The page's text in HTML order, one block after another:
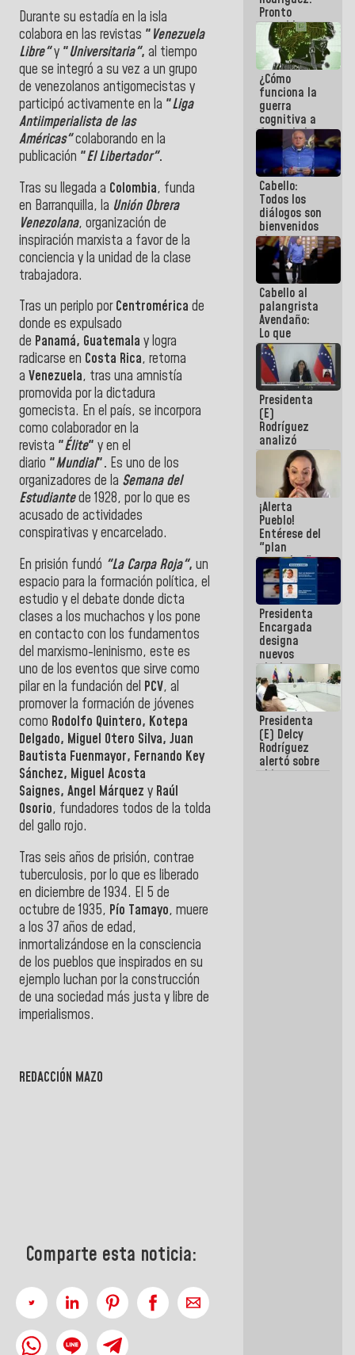
Durante su estadía en la isla
colabora en las revistas "Venezuela
Libre"y "Universitaria", al tiempo
que se integró a su vez a un grupo
de venezolanos antigomecistas y
participó activamente en la "Liga
Antiimperialista de las
Américas"colaborando en la
publicación "El Libertador".
Tras su llegada a Colombia, funda
en Barranquilla, la Unión Obrera
Venezolana, organización de
inspiración marxista a favor de la
conciencia y la unidad de la clase
trabajadora.
Tras un periplo porCentromérica de
donde es expulsado
de Panamá, Guatemala y logra
radicarse en Costa Rica, retorna
a Venezuela, tras una amnistía
promovida por la dictadura
gomecista. En el país, se incorpora
como colaborador en la
revista "Élite" y en el
diario "Mundial". Es uno de los
organizadores de la Semana del
Estudiantede 1928, por lo que es
acusado de actividades
conspirativas y encarcelado.
En prisión fundó "La Carpa Roja", un
espacio para la formación política, el
estudio y el debate donde dicta
clases a los muchachos y los pone
en contacto con los fundamentos
del marxismo-leninismo, este es
uno de los eventos que sirve como
pilar en la fundación del PCV, al
promover la formación de jóvenes
como Rodolfo Quintero, Kotepa
Delgado, Miguel Otero Silva, Juan
Bautista Fuenmayor, Fernando Key
Sánchez, Miguel Acosta
Saignes, Angel Márquez y Raúl
Osorio, fundadores todos de la tolda
del gallo rojo.
Tras seis años de prisión, contrae
tuberculosis, por lo que es liberado
en diciembre de 1934. El 5 de
octubre de 1935, Pío Tamayo, muere
a los 37 años de edad,
inmortalizándose en la consciencia
de los pueblos que inspirados en su
ejemplo luchan por la construcción
de una sociedad más justa y libre de
imperialismos.
REDACCIÓN MAZO
Comparte esta noticia:
Pronto
restableceremos
las
operaciones
en el
Aeropuerto
Internacional
de
Maiquetía
¿Cómo
funciona la
guerra
cognitiva a
favor de la
narrativa
hegemónica?
(1)
Cabello:
Todos los
diálogos son
bienvenidos
siempre que
estén en el
marco de la
Constitución
de la
República
Cabello al
palangrista
Avendaño:
Lo que
vayas a
escribir
hazlo hoy
por que no
sabemos si
la semana
que viene
hay
programa
Presidenta
(E)
Rodríguez
analizó
junto a
gobernadores
planes de
recuperación
del Sistema
Eléctrico
Nacional
¡Alerta
Pueblo!
Entérese del
"plan
enjambre"
de La Sayo
para
sabotear el
diálogo y
promover el
caos
Presidenta
Encargada
designa
nuevos
titulares en
el
Viceministerio
de Energía
Eléctrica y
CORPOELEC
Presidenta
(E) Delcy
Rodríguez
alertó sobre
el impacto